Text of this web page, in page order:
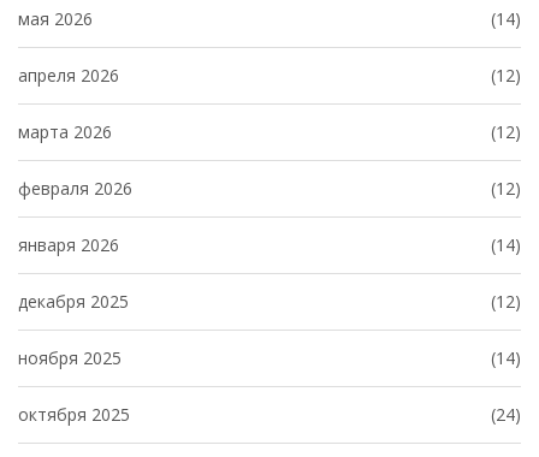
мая 2026 (14)
апреля 2026 (12)
марта 2026 (12)
февраля 2026 (12)
января 2026 (14)
декабря 2025 (12)
ноября 2025 (14)
октября 2025 (24)